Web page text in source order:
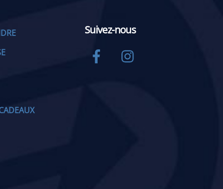
Suivez-nous
Facebook